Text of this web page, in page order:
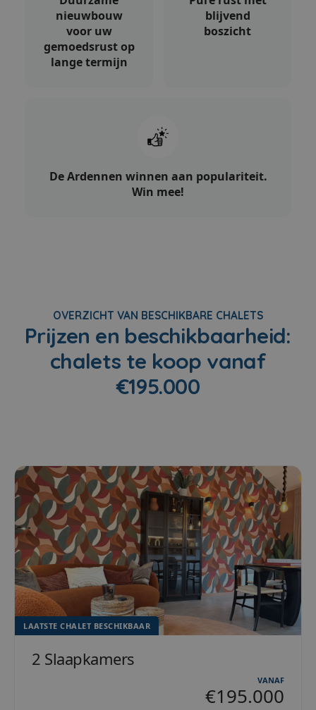
nieuwbouw
voor uw
gemoedsrust op
lange termijn
blijvend
boszicht
De Ardennen winnen aan populariteit.
Win mee!
OVERZICHT VAN BESCHIKBARE CHALETS
Prijzen en beschikbaarheid:
chalets te koop vanaf
€195.000
LAATSTE CHALET BESCHIKBAAR
2 Slaapkamers
VANAF
€195.000